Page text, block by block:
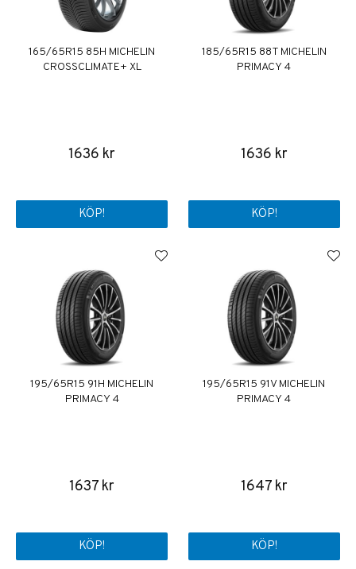
165/65R15 85H MICHELIN
CROSSCLIMATE+ XL
1636 kr
KÖP!
185/65R15 88T MICHELIN
PRIMACY 4
1636 kr
KÖP!
195/65R15 91H MICHELIN
PRIMACY 4
1637 kr
KÖP!
195/65R15 91V MICHELIN
PRIMACY 4
1647 kr
KÖP!